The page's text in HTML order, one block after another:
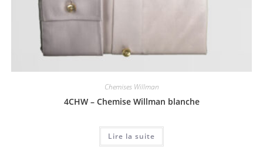
Chemises Willman
4CHW – Chemise Willman blanche
Lire la suite